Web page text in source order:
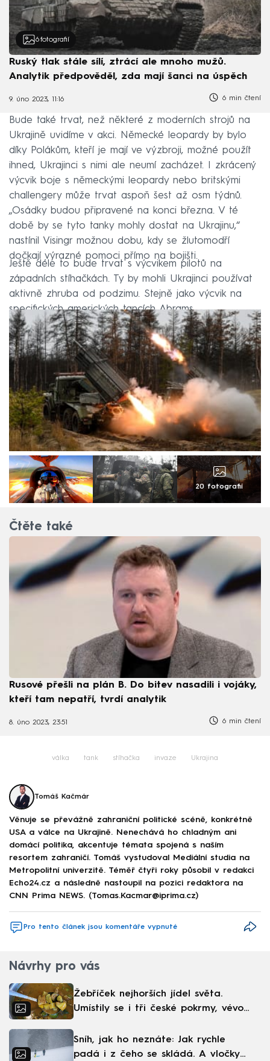
6 fotografií
Ruský tlak stále sílí, ztrácí ale mnoho mužů.
Analytik předpověděl, zda mají šanci na úspěch
9. úno 2023, 11:16 6 min čtení
Bude také trvat, než některé z moderních strojů na
Ukrajině uvidíme v akci. Německé leopardy by bylo
díky Polákům, kteří je mají ve výzbroji, možné použít
ihned, Ukrajinci s nimi ale neumí zacházet. I zkrácený
výcvik boje s německými leopardy nebo britskými
challengery může trvat aspoň šest až osm týdnů.
„Osádky budou připravené na konci března. V té
době by se tyto tanky mohly dostat na Ukrajinu,“
nastínil Visingr možnou dobu, kdy se žlutomodří
dočkají výrazné pomoci přímo na bojišti.
Ještě déle to bude trvat s výcvikem pilotů na
západních stíhačkách. Ty by mohli Ukrajinci používat
aktivně zhruba od podzimu. Stejně jako výcvik na
specifických amerických tancích Abrams.
20 fotografií
Čtěte také
Rusové přešli na plán B. Do bitev nasadili i vojáky,
kteří tam nepatří, tvrdí analytik
8. úno 2023, 23:51 6 min čtení
válka tank stíhačka invaze Ukrajina
Tomáš Kačmár
Věnuje se převážně zahraniční politické scéně, konkrétně
USA a válce na Ukrajině. Nenechává ho chladným ani
domácí politika, akcentuje témata spojená s naším
resortem zahraničí. Tomáš vystudoval Mediální studia na
Metropolitní univerzitě. Téměř čtyři roky působil v redakci
Echo24.cz a následně nastoupil na pozici redaktora na
CNN Prima NEWS. (Tomas.Kacmar@iprima.cz)
Pro tento článek jsou komentáře vypnuté
Návrhy pro vás
Žebříček nejhorších jídel světa.
Umístily se i tři české pokrmy, vévodí
Sníh, jak ho neznáte: Jak rychle
padá i z čeho se skládá. A vločky